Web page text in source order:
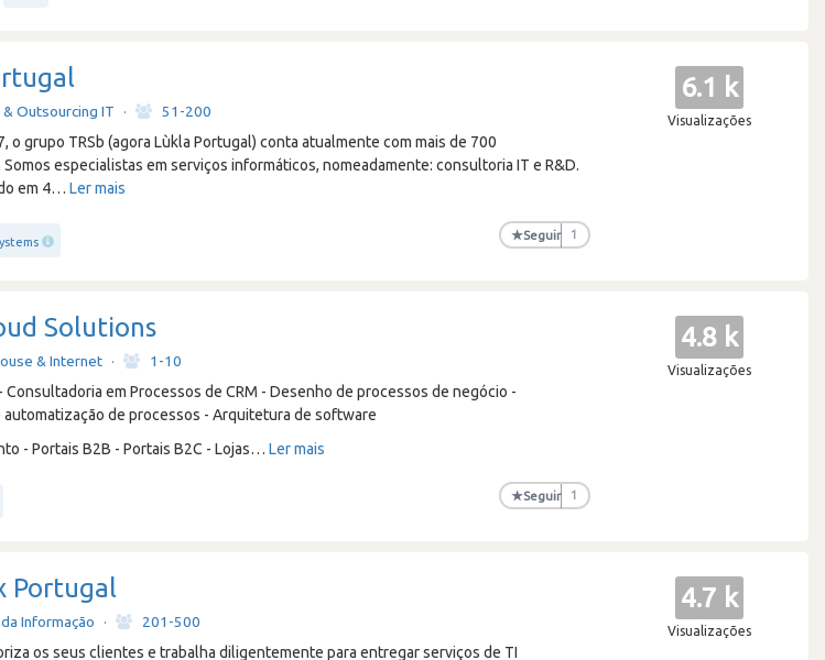
Outsourcing IT ·
51-200
o grupo TRSb (agora Lùkla Portugal) conta atualmente com mais de 700
especialistas em serviços informáticos, nomeadamente: consultoria IT e R&D.
em 4…Ler mais
★Seguir 1
6.1 k
Visualizações
Solutions
& Internet ·
1-10
Consultadoria em Processos de CRM - Desenho de processos de negócio -
automatização de processos - Arquitetura de software
- Portais B2B - Portais B2C - Lojas…Ler mais
★Seguir 1
4.8 k
Visualizações
Portugal
Informação ·
201-500
os seus clientes e trabalha diligentemente para entregar serviços de TI
4.7 k
Visualizações